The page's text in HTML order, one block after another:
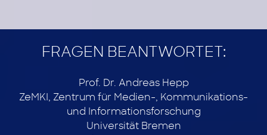
FRAGEN BEANTWORTET:
Prof. Dr. Andreas Hepp
ZeMKI, Zentrum für Medien-, Kommunikations-
und Informationsforschung
Universität Bremen